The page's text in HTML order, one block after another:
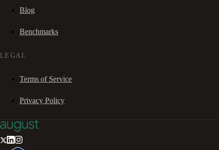
Blog
Benchmarks
LEGAL
Terms of Service
Privacy Policy